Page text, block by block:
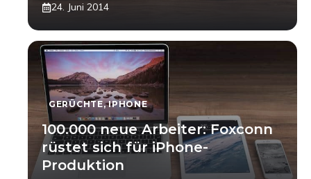
24. Juni 2014
GERÜCHTE,IPHONE
100.000 neue Arbeiter: Foxconn
rüstet sich für iPhone-
Produktion